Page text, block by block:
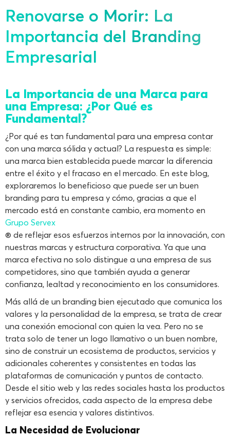
Renovarse o Morir: La
Importancia del Branding
Empresarial
La Importancia de una Marca para
una Empresa: ¿Por Qué es
Fundamental?
¿Por qué es tan fundamental para una empresa contar
con una marca sólida y actual? La respuesta es simple:
una marca bien establecida puede marcar la diferencia
entre el éxito y el fracaso en el mercado. En este blog,
exploraremos lo beneficioso que puede ser un buen
branding para tu empresa y cómo, gracias a que el
mercado está en constante cambio, era momento en
Grupo Servex
® de reflejar esos esfuerzos internos por la innovación, con
nuestras marcas y estructura corporativa. Ya que una
marca efectiva no solo distingue a una empresa de sus
competidores, sino que también ayuda a generar
confianza, lealtad y reconocimiento en los consumidores.
Más allá de un branding bien ejecutado que comunica los
valores y la personalidad de la empresa, se trata de crear
una conexión emocional con quien la vea. Pero no se
trata solo de tener un logo llamativo o un buen nombre,
sino de construir un ecosistema de productos, servicios y
adicionales coherentes y consistentes en todas las
plataformas de comunicación y puntos de contacto.
Desde el sitio web y las redes sociales hasta los productos
y servicios ofrecidos, cada aspecto de la empresa debe
reflejar esa esencia y valores distintivos.
La Necesidad de Evolucionar